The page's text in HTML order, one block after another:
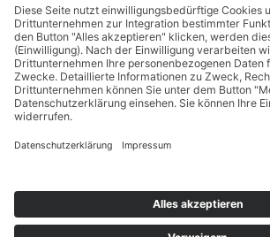
Heinz-Wolfgang Lahmann
lahmann(at)tlv-sport.de
Kontakt Impressum